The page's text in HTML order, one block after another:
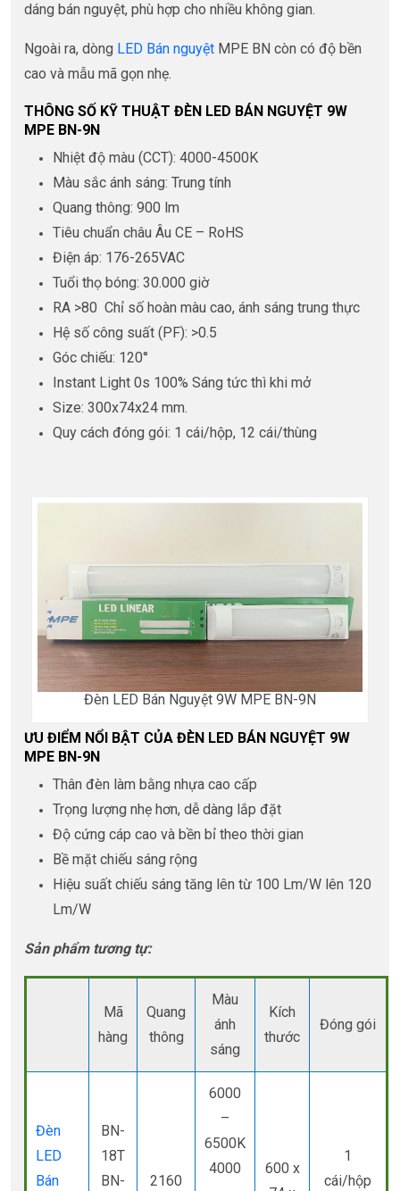
dáng bán nguyệt, phù hợp cho nhiều không gian.
Ngoài ra, dòng LED Bán nguyệt MPE BN còn có độ bền
cao và mẫu mã gọn nhẹ.
THÔNG SỐ KỸ THUẬT ĐÈN LED BÁN NGUYỆT 9W
MPE BN-9N
Nhiệt độ màu (CCT): 4000-4500K
Màu sắc ánh sáng: Trung tính
Quang thông: 900 lm
Tiêu chuẩn châu Âu CE – RoHS
Điện áp: 176-265VAC
Tuổi thọ bóng: 30.000 giờ
RA >80 Chỉ số hoàn màu cao, ánh sáng trung thực
Hệ số công suất (PF): >0.5
Góc chiếu: 120°
Instant Light 0s 100% Sáng tức thì khi mở
Size: 300x74x24 mm.
Quy cách đóng gói: 1 cái/hộp, 12 cái/thùng
Đèn LED Bán Nguyệt 9W MPE BN-9N
ƯU ĐIỂM NỔI BẬT CỦA ĐÈN LED BÁN NGUYỆT 9W
MPE BN-9N
Thân đèn làm bằng nhựa cao cấp
Trọng lượng nhẹ hơn, dễ dàng lắp đặt
Độ cứng cáp cao và bền bỉ theo thời gian
Bề mặt chiếu sáng rộng
Hiệu suất chiếu sáng tăng lên từ 100 Lm/W lên 120
Lm/W
Sản phẩm tương tự:
Mã
hàng
Quang
thông
Màu
ánh
sáng
Kích
thước
Đóng gói
Đèn
LED
Bán
BN-
18T
BN-
2160
6000
–
6500K
4000
600 x
1
cái/hộp